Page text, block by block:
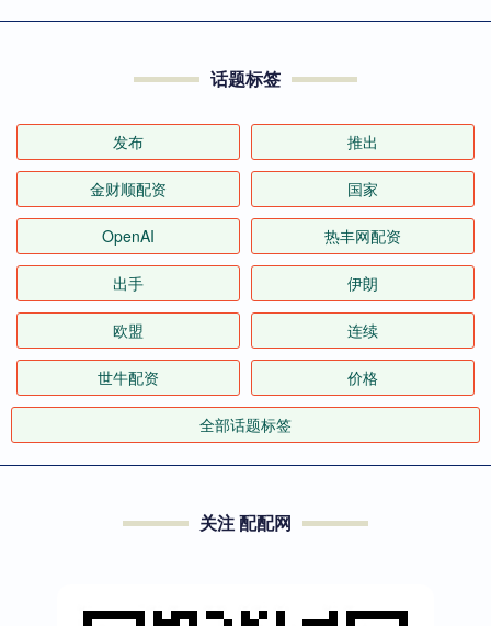
话题标签
发布 推出
金财顺配资 国家
OpenAI 热丰网配资
出手 伊朗
欧盟 连续
世牛配资 价格
全部话题标签
关注 配配网